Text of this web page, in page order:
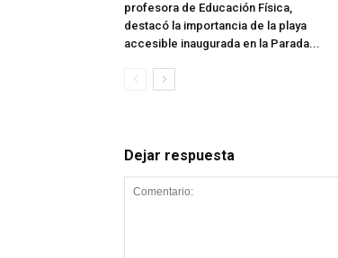
profesora de Educación Física,
destacó la importancia de la playa
accesible inaugurada en la Parada...
Dejar respuesta